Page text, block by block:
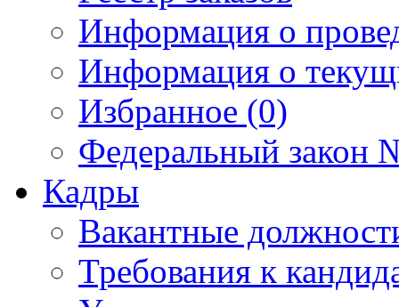
Информация о
Информация о
Избранное (0)
Федеральный закон
Кадры
Вакантные
Требования к